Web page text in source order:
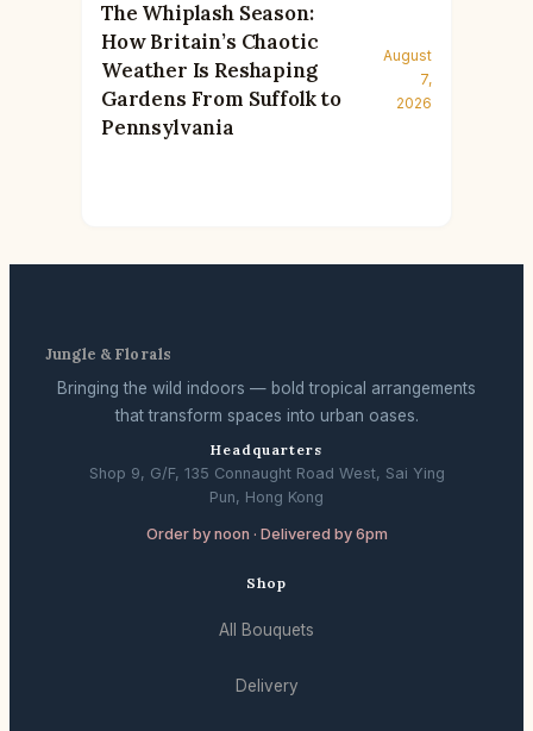
The Whiplash Season:
How Britain’s Chaotic
Weather Is Reshaping
Gardens From Suffolk to
Pennsylvania
August
7,
2026
Jungle & Florals
Bringing the wild indoors — bold tropical arrangements
that transform spaces into urban oases.
Headquarters
Shop 9, G/F, 135 Connaught Road West, Sai Ying
Pun, Hong Kong
Order by noon · Delivered by 6pm
Shop
All Bouquets
Delivery